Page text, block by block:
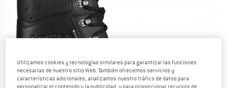
Utilizamos cookies y tecnologías similares para garantizar las funciones
necesarias de nuestro sitio Web. También ofrecemos servicios y
características adicionales, analizamos nuestro tráfico de datos para
personalizar el contenido y la publicidad, y para proporcionar recursos de